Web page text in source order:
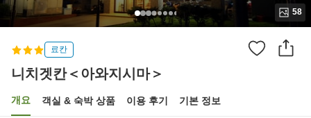
58
료칸
니치겟칸＜아와지시마＞
개요 객실 & 숙박 상품 이용 후기 기본 정보